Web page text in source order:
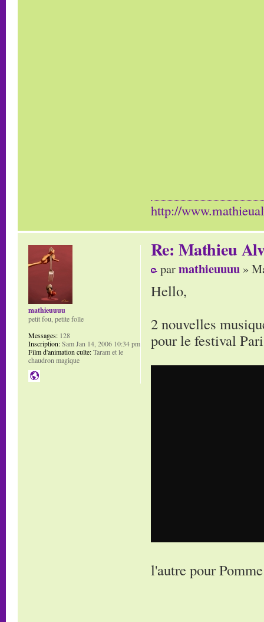
http://
Re: Mathieu
parmathieuuuu »
Hello,
2 nouvelles
pour le festival
l'autre pour
mathieuuuu
petit fou, petite folle
Messages: 128
Inscription:Sam Jan 14, 2006 10:34 pm
Film d'animation culte:Taram et le
chaudron magique